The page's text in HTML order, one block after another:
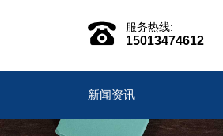
新闻资讯
服务热线:
15013474612